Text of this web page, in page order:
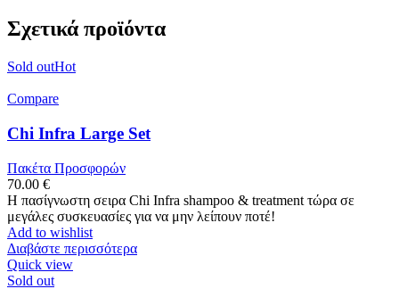
Σχετικά προϊόντα
Sold outHot
Compare
Chi Infra Large Set
Πακέτα Προσφορών
70.00 €
Η πασίγνωστη σειρα Chi Infra shampoo & treatment τώρα σε
μεγάλες συσκευασίες για να μην λείπουν ποτέ!
Add to wishlist
Διαβάστε περισσότερα
Quick view
Sold out